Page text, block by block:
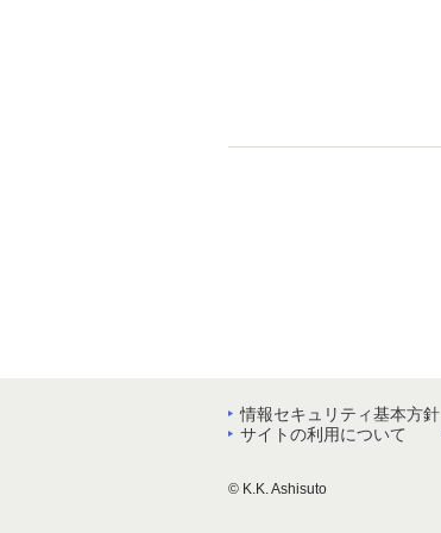
情報セキュリティ基本方針
サイトの利用について
© K.K. Ashisuto